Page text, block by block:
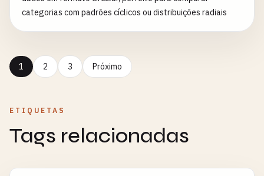
categorias com padrões cíclicos ou distribuições radiais
1 2 3 Próximo
ETIQUETAS
Tags relacionadas